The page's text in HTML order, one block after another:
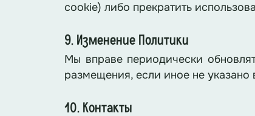
cookie) либо прекратить
9. Изменение Политики
Мы вправе периодически
размещения, если иное не указано
10. Контакты